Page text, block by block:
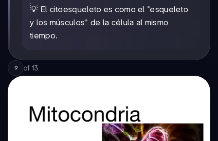
💡 El citoesqueleto es como el "esqueleto
y los músculos" de la célula al mismo
tiempo.
9 of 13